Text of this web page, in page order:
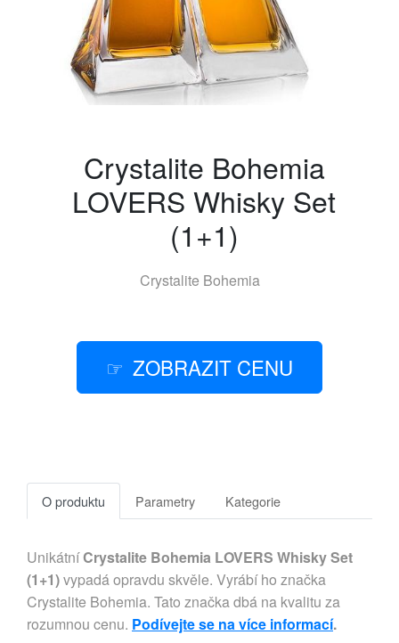
Crystalite Bohemia
LOVERS Whisky Set
(1+1)
Crystalite Bohemia
ZOBRAZIT CENU
O produktu Parametry Kategorie
UnikátníCrystalite Bohemia LOVERS Whisky Set
(1+1)vypadá opravdu skvěle. Vyrábí ho značka
Crystalite Bohemia. Tato značka dbá na kvalitu za
rozumnou cenu. Podívejte se na více informací.